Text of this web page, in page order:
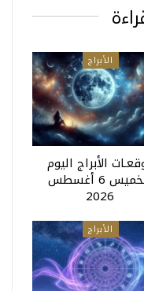
الأبراج
الأبراج اليوم
الخميس 6 أغسطس
2026
الأبراج